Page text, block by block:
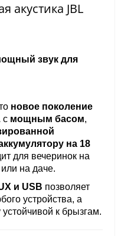
акустика JBL
звук для
новое поколение
с мощным басом,
на 18
для вечеринок на
на даче.
и USB позволяет
устройства, а
устойчивой к брызгам.